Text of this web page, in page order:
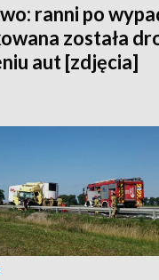
ranni po
została
aut [zdjęcia]